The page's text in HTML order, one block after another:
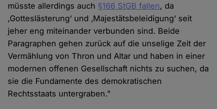
müsste allerdings auch §166 StGB fallen, da
‚Gotteslästerung‘ und ‚Majestätsbeleidigung‘ seit
jeher eng miteinander verbunden sind. Beide
Paragraphen gehen zurück auf die unselige Zeit der
Vermählung von Thron und Altar und haben in einer
modernen offenen Gesellschaft nichts zu suchen, da
sie die Fundamente des demokratischen
Rechtsstaats untergraben."